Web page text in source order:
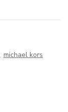
, michael kors